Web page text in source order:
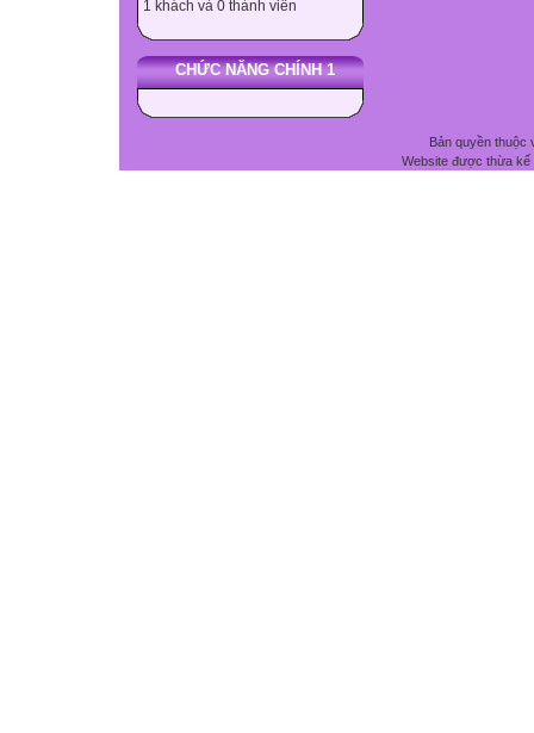
1 khách và 0 thành viên
CHỨC NĂNG CHÍNH 1
Bản quyền thuộc
Website được thừa